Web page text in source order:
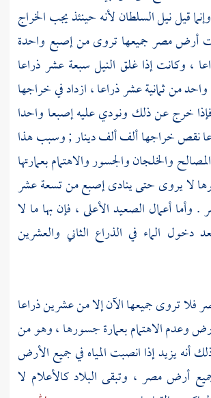
قيل نيل السلطان لأنه حينئذ يجب الخراج
أرضمصرجميعها تروى من إصبع واحدة
، وكانت إذا غلق النيل سبعة عشر ذراعا
من ثمانية عشر ذراعا ، ازداد في خراجها
خرج عن ذلك ونودي عليه إصبعا واحدا
نقص خراجها ألف ألف دينار ; وسبب هذا
والخلجان والجسور والاهتمام بعمارتها
لا يروى حتى ينادى إصبع من تسعة عشر
. وأما أعمال الصعيد الأعلى ، فإن بها ما لا
دخول الماء في الذراع الثاني والعشرين
فلا تروى جميعها الآن إلا من عشرين ذراعا
وعدم الاهتمام بعمارة جسورها ، وهو من
أنه يزيد إذا انصبت المياه في جميع الأرض
أرضمصر ، وتبقى البلاد كالأعلام لا